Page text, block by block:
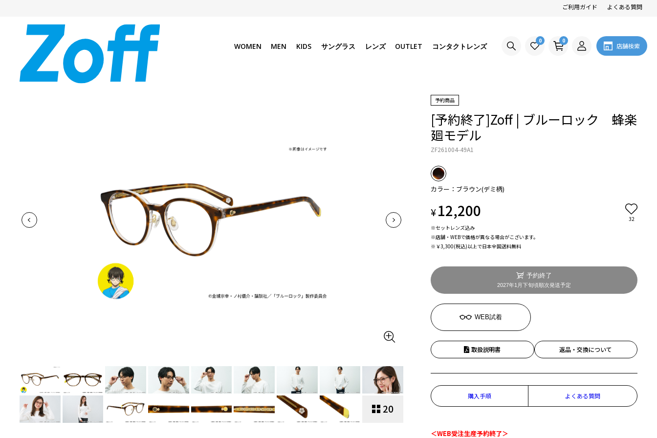
ご利用ガイド よくある質問
WOMEN MEN KIDS サングラス レンズ OUTLET コンタクトレンズ
0 0
店舗検索
20
予約商品
[予約終了]Zoff | ブルーロック 蜂楽
廻モデル
ZF261004-49A1
カラー：ブラウン(デミ柄)
¥12,200 32
※セットレンズ込み
※店舗・WEBで価格が異なる場合がこざいます。
※￥3,300(税込)以上で日本全国送料無料
予約終了
2027年1月下旬頃順次発送予定
WEB試着
取扱説明書 返品・交換について
購入手順 よくある質問
＜WEB受注生産予約終了＞